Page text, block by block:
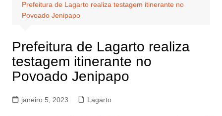
Prefeitura de Lagarto realiza testagem itinerante no
Povoado Jenipapo
Prefeitura de Lagarto realiza
testagem itinerante no
Povoado Jenipapo
janeiro 5, 2023 Lagarto